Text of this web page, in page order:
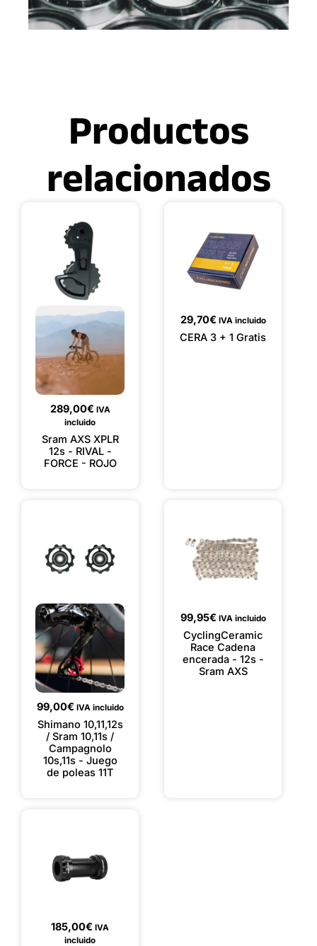
Productos
relacionados
289,00€ IVA
incluido
Sram AXS XPLR
12s - RIVAL -
FORCE - ROJO
29,70€ IVA incluido
CERA 3 + 1 Gratis
99,00€ IVA incluido
Shimano 10,11,12s
/ Sram 10,11s /
Campagnolo
10s,11s - Juego
de poleas 11T
99,95€ IVA incluido
CyclingCeramic
Race Cadena
encerada - 12s -
Sram AXS
185,00€ IVA
incluido